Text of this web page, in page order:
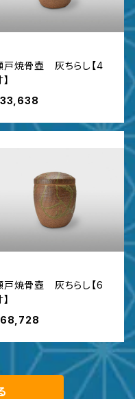
戸焼骨壺 灰ちらし【4
戸焼骨壺 灰ちらし【6